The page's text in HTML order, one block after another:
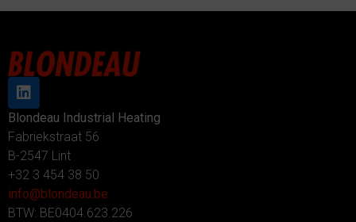
Blondeau Industrial Heating
Fabriekstraat 56
B-2547 Lint
+32 3 454 38 50
info@blondeau.be
BTW: BE0404.623.226